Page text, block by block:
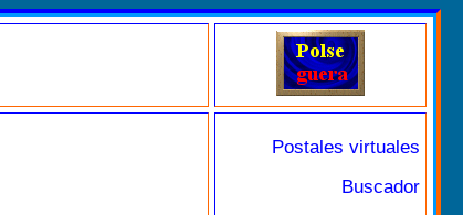
Postales virtuales
Buscador